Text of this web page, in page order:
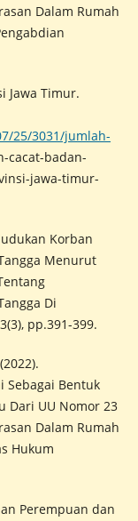
Dalam Rumah
Jawa Timur.
25/3031/jumlah-
cacat-badan-
jawa-timur-
Korban
Menurut
Di
pp.391-399.
Sebagai Bentuk
Dari UU Nomor 23
Dalam Rumah
Hukum
Perempuan dan